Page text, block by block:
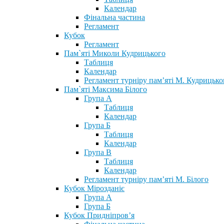
Календар
Фінальна частина
Регламент
Кубок
Регламент
Пам`яті Миколи Кудрицького
Таблиця
Календар
Регламент турніру пам’яті М.
Пам`яті Максима Білого
Група А
Таблиця
Календар
Група Б
Таблиця
Календар
Група В
Таблиця
Календар
Регламент турніру пам’яті М. Білого
Кубок Мірозданіє
Група А
Група Б
Кубок Придніпров’я